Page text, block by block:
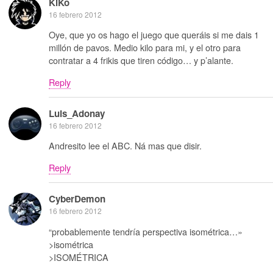
16 febrero 2012
Oye, que yo os hago el juego que queráis si me dais 1
millón de pavos. Medio kilo para mi, y el otro para
contratar a 4 frikis que tiren código… y p’alante.
Reply
Luis_Adonay
16 febrero 2012
Andresito lee el ABC. Ná mas que disir.
Reply
CyberDemon
16 febrero 2012
“probablemente tendría perspectiva isométrica…»
>isométrica
>ISOMÉTRICA